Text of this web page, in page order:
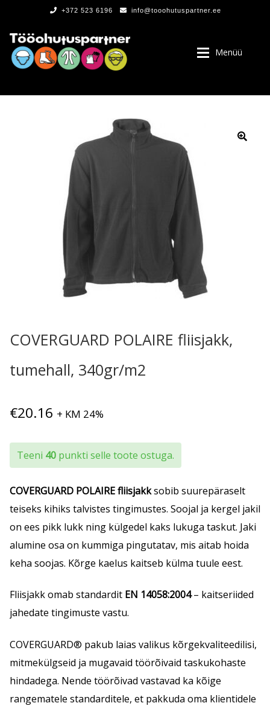
+372 523 6196 info@tooohutuspartner.ee
Menüü
COVERGUARD POLAIRE fliisjakk,
tumehall, 340gr/m2
€20.16 + KM 24%
Teeni 40 punkti selle toote ostuga.
COVERGUARD POLAIRE fliisjakksobib suurepäraselt
teiseks kihiks talvistes tingimustes. Soojal ja kergel jakil
on ees pikk lukk ning külgedel kaks lukuga taskut. Jaki
alumine osa on kummiga pingutatav, mis aitab hoida
keha soojas. Kõrge kaelus kaitseb külma tuule eest.
Fliisjakk omab standardit EN 14058:2004– kaitseriided
jahedate tingimuste vastu.
COVERGUARD® pakub laias valikus kõrgekvaliteedilisi,
mitmekülgseid ja mugavaid töörõivaid taskukohaste
hindadega. Nende töörõivad vastavad ka kõige
rangematele standarditele, et pakkuda oma klientidele